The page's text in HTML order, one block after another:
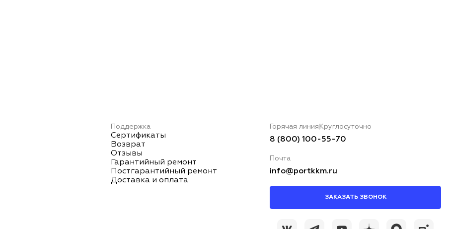
Поддержка
Сертификаты
Возврат
Отзывы
Гарантийный ремонт
Постгарантийный ремонт
Доставка и оплата
Горячая линия Круглосуточно
8 (800) 100-55-70
Почта
info@portkkm.ru
ЗАКАЗАТЬ ЗВОНОК